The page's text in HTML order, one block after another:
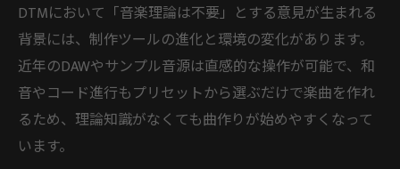
DTMにおいて「音楽理論は不要」とする意見が生まれる
背景には、制作ツールの進化と環境の変化があります。
近年のDAWやサンプル音源は直感的な操作が可能で、和
音やコード進行もプリセットから選ぶだけで楽曲を作れ
るため、理論知識がなくても曲作りが始めやすくなって
います。